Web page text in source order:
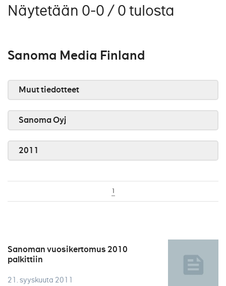
Näytetään 0-0 / 0 tulosta
Sanoma Media Finland
Muut tiedotteet
Sanoma Oyj
2011
1
Sanoman vuosikertomus 2010
palkittiin
21. syyskuuta 2011